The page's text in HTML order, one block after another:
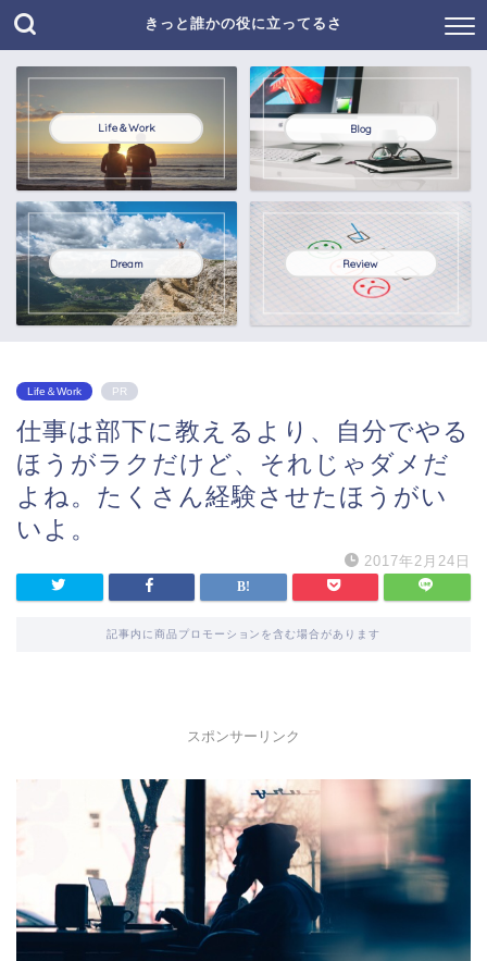
きっと誰かの役に立ってるさ
Life＆Work Blog
Dream Review
Life＆Work PR
仕事は部下に教えるより、自分でやる
ほうがラクだけど、それじゃダメだ
よね。たくさん経験させたほうがい
いよ。
2017年2月24日
記事内に商品プロモーションを含む場合があります
スポンサーリンク